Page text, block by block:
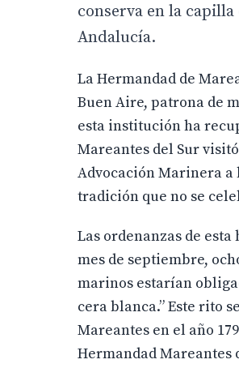
conserva en la
Andalucía.
La Hermandad de
Buen Aire, patrona de
esta institución ha
Mareantes del Sur
Advocación Marinera a
tradición que no se
Las ordenanzas de
mes de septiembre,
marinos estarían
cera blanca.” Este rito
Mareantes en el año
Hermandad Mareantes